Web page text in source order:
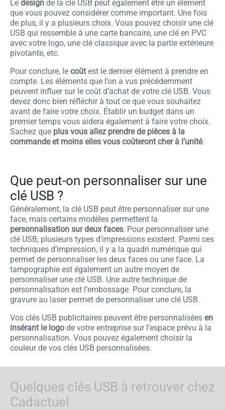
Le design de la clé USB peut également être un élément
que vous pouvez considérer comme important. Une fois
de plus, il y a plusieurs choix. Vous pouvez choisir une clé
USB qui ressemble à une carte bancaire, une clé en PVC
avec votre logo, une clé classique avec la partie extérieure
pivotante, etc.
Pour conclure, le coûtest le dernier élément à prendre en
compte. Les éléments que l’on a vus précédemment
peuvent influer sur le coût d’achat de votre clé USB. Vous
devez donc bien réfléchir à tout ce que vous souhaitez
avant de faire votre choix. Établir un budget dans un
premier temps vous aidera également à faire votre choix.
Sachez que plus vous allez prendre de pièces à la
commande et moins elles vous coûteront cher à l’unité.
Que peut-on personnaliser sur une
clé USB ?
Généralement, la clé USB peut être personnaliser sur une
face, mais certains modèles permettent la
personnalisation sur deux faces. Pour personnaliser une
clé USB, plusieurs types d’impressions existent. Parmi ces
techniques d’impression, il y a la quadri numérique qui
permet de personnaliser les deux faces ou une face. La
tampographie est également un autre moyen de
personnaliser une clé USB. Une autre technique de
personnalisation est l’embossage. Pour conclure, la
gravure au laser permet de personnaliser une clé USB.
Vos clés USB publicitaires peuvent être personnalisées en
insérant le logo de votre entreprise sur l’espace prévu à la
personnalisation. Vous pouvez également choisir la
couleur de vos clés USB personnalisées.
Quelques clés USB à retrouver chez
Cadactuel